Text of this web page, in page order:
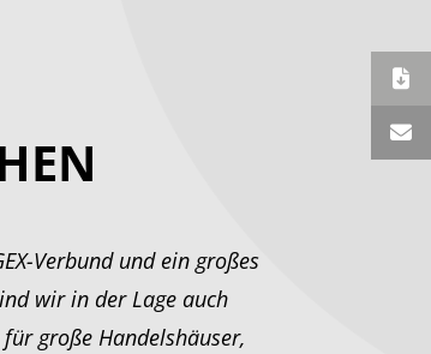
Verbund und ein großes
wir in der Lage auch
große Handelshäuser,